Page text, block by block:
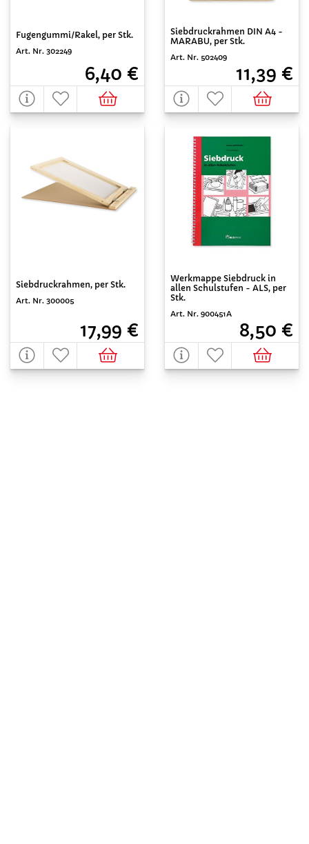
Fugengummi/Rakel, per Stk.
Art. Nr. 302249
6,40 €
Siebdruckrahmen DIN A4 -
MARABU, per Stk.
Art. Nr. 502409
11,39 €
Siebdruckrahmen, per Stk.
Art. Nr. 300005
17,99 €
Werkmappe Siebdruck in
allen Schulstufen - ALS, per
Stk.
Art. Nr. 900451A
8,50 €